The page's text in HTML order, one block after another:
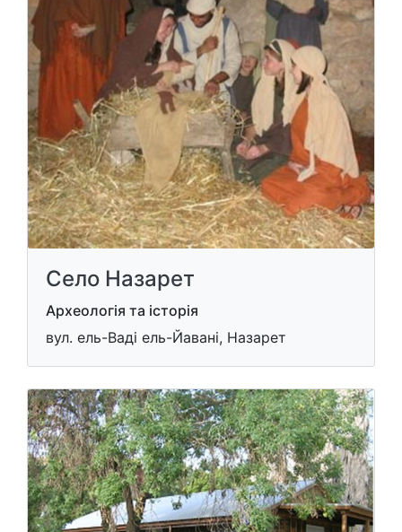
Село Назарет
Археологія та історія
вул. ель-Ваді ель-Йавані, Назарет